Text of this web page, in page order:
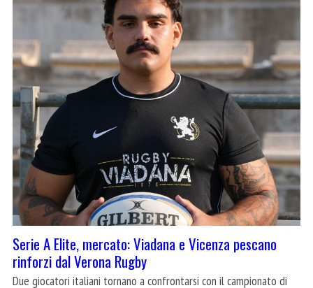
Serie A Elite, mercato: Viadana e Vicenza pescano
rinforzi dal Verona Rugby
Due giocatori italiani tornano a confrontarsi con il campionato di